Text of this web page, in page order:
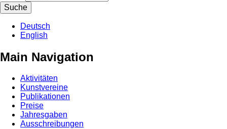
Deutsch
English
Main Navigation
Aktivitäten
Kunstvereine
Publikationen
Preise
Jahresgaben
Ausschreibungen